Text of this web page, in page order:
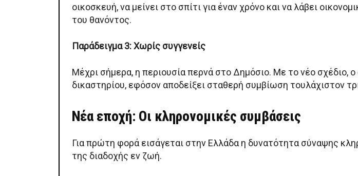
οικοσκευή, να μείνει στο σπίτι για έναν χρόνο και να λάβει
του θανόντος.
Παράδειγμα 3: Χωρίς συγγενείς
Μέχρι σήμερα, η περιουσία περνά στο Δημόσιο. Με το νέο σχέδιο,
δικαστηρίου, εφόσον αποδείξει σταθερή συμβίωση τουλάχιστον
Νέα εποχή: Οι κληρονομικές συμβάσεις
Για πρώτη φορά εισάγεται στην Ελλάδα η δυνατότητα σύναψης
της διαδοχής εν ζωή.